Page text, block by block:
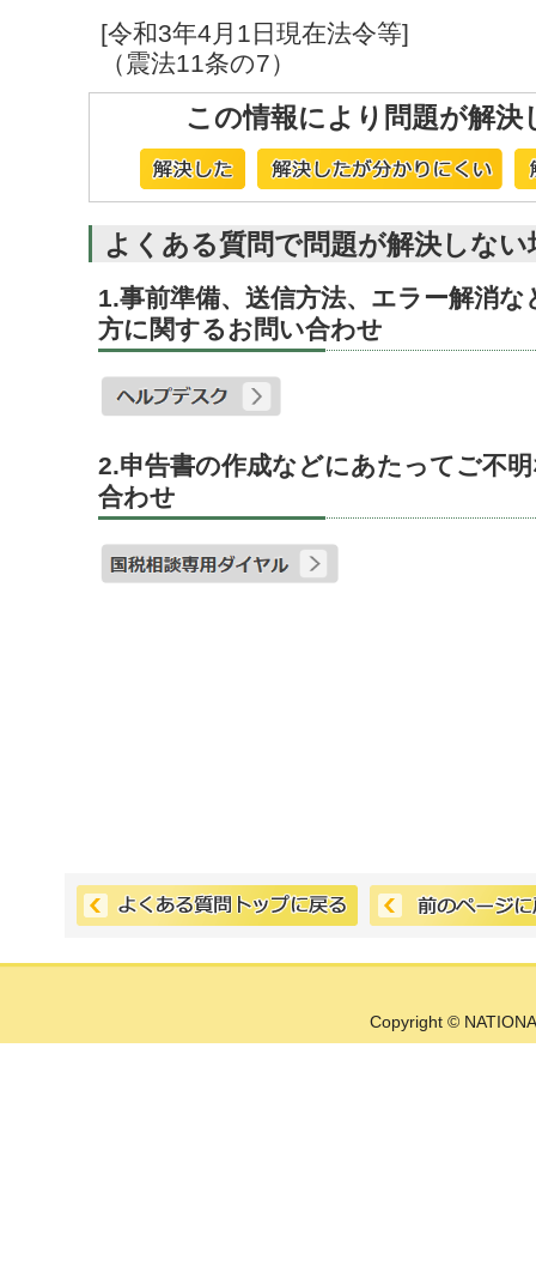
[令和3年4月1日現在法令等]
（震法11条の7）
この情報により問題が解決
よくある質問で問題が解決しな
1.事前準備、送信方法、エラー解消
方に関するお問い合わせ
2.申告書の作成などにあたってご不
合わせ
Copyright ©